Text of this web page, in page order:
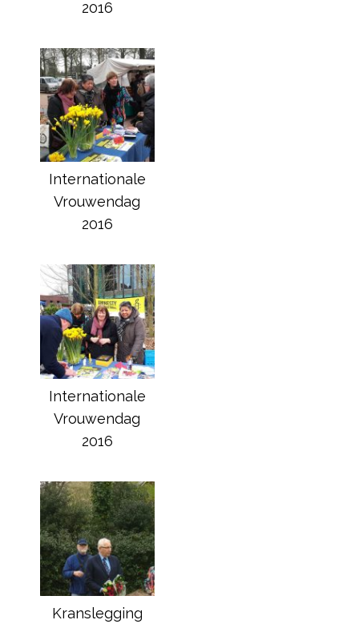
2016
Internationale
Vrouwendag
2016
Internationale
Vrouwendag
2016
Kranslegging